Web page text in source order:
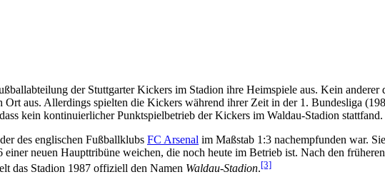
der Stuttgarter Kickers im Stadion ihre Heimspiele aus. Kein anderer
Ort aus. Allerdings spielten die Kickers während ihrer Zeit in der 1. Bundesliga
kein kontinuierlicher Punktspielbetrieb der Kickers im Waldau-Stadion stattfand.
des englischen Fußballklubs FC Arsenal im Maßstab 1:3 nachempfunden war.
einer neuen Haupttribüne weichen, die noch heute im Betrieb ist. Nach den früheren
das Stadion 1987 offiziell den Namen Waldau-Stadion.[3]